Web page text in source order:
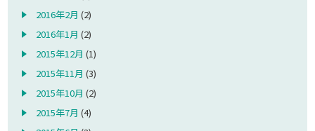
2016年2月 (2)
2016年1月 (2)
2015年12月 (1)
2015年11月 (3)
2015年10月 (2)
2015年7月 (4)